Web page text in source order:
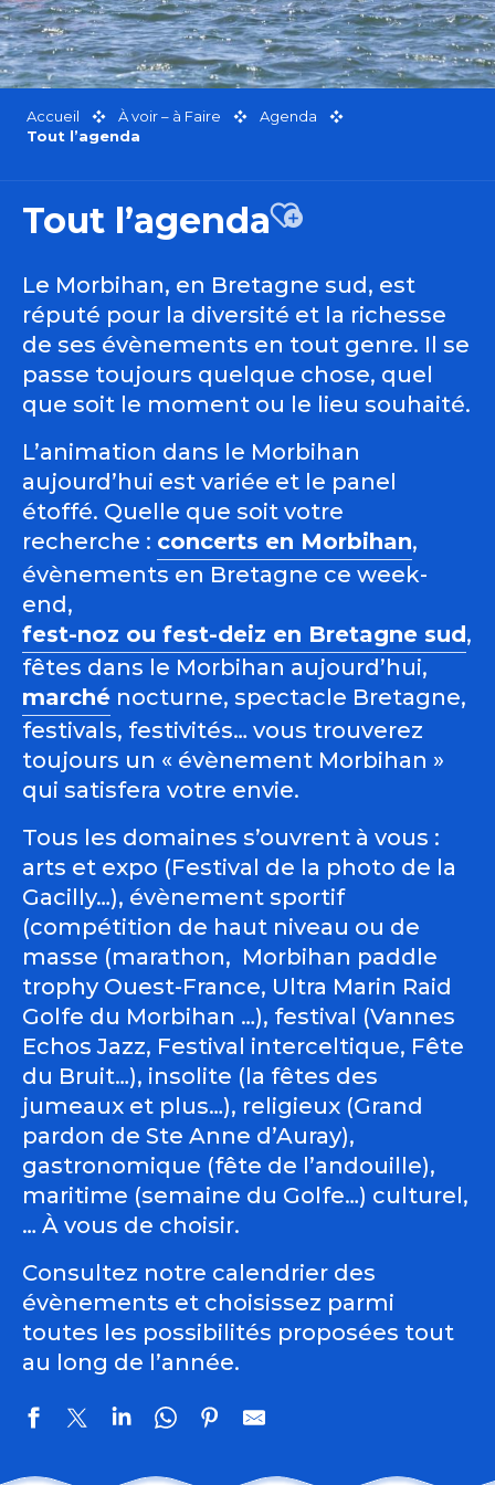
Accueil À voir – à Faire
Agenda
Tout l’agenda
Tout l’agendaAjouter aux
Le Morbihan, en Bretagne sud, est
réputé pour la diversité et la richesse
de ses évènements en tout genre. Il se
passe toujours quelque chose, quel
que soit le moment ou le lieu souhaité.
L’animation dans le Morbihan
aujourd’hui est variée et le panel
étoffé. Quelle que soit votre
recherche : concerts en Morbihan,
évènements en Bretagne ce week-
end,
fest-noz ou fest-deiz en Bretagne sud,
fêtes dans le Morbihan aujourd’hui,
marché nocturne, spectacle Bretagne,
festivals, festivités… vous trouverez
toujours un « évènement Morbihan »
qui satisfera votre envie.
Tous les domaines s’ouvrent à vous :
arts et expo (Festival de la photo de la
Gacilly…), évènement sportif
(compétition de haut niveau ou de
masse (marathon, Morbihan paddle
trophy Ouest-France, Ultra Marin Raid
Golfe du Morbihan …), festival (Vannes
Echos Jazz, Festival interceltique, Fête
du Bruit…), insolite (la fêtes des
jumeaux et plus…), religieux (Grand
pardon de Ste Anne d’Auray),
gastronomique (fête de l’andouille),
maritime (semaine du Golfe…) culturel,
… À vous de choisir.
Consultez notre calendrier des
évènements et choisissez parmi
toutes les possibilités proposées tout
au long de l’année.